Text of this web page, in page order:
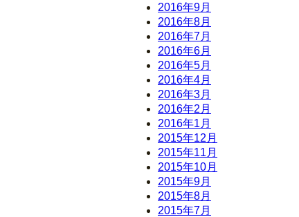
2016年9月
2016年8月
2016年7月
2016年6月
2016年5月
2016年4月
2016年3月
2016年2月
2016年1月
2015年12月
2015年11月
2015年10月
2015年9月
2015年8月
2015年7月